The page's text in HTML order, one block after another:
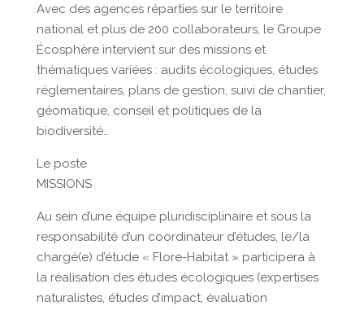
Avec des agences réparties sur le territoire
national et plus de 200 collaborateurs, le Groupe
Écosphère intervient sur des missions et
thématiques variées : audits écologiques, études
réglementaires, plans de gestion, suivi de chantier,
géomatique, conseil et politiques de la
biodiversité…
Le poste
MISSIONS
Au sein d’une équipe pluridisciplinaire et sous la
responsabilité d’un coordinateur d’études, le/la
chargé(e) d’étude « Flore-Habitat » participera à
la réalisation des études écologiques (expertises
naturalistes, études d’impact, évaluation